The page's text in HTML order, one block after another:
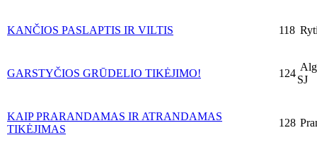
KANČIOS PASLAPTIS IR VILTIS 118
GARSTYČIOS GRŪDELIO TIKĖJIMO! 124
SJ
KAIP PRARANDAMAS IR ATRANDAMAS
TIKĖJIMAS
128